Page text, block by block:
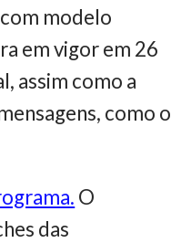
modelo
em vigor em 26
assim como a
como o
O
das